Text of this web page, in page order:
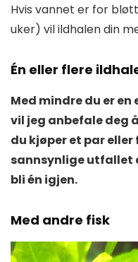
Hvis vannet er for
uker) vil ildhalen din
Én eller flere
Med mindre du er
vil jeg anbefale deg
du kjøper et par
sannsynlige utfallet
bli én igjen.
Med andre fisk